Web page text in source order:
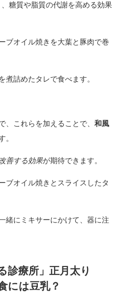
糖質や脂質の代謝を高める効果
ブオイル焼きを大葉と豚肉で巻
煮詰めたタレで食べます。
、これらを加えることで、 和風
。
善する効果が期待できます。
ブオイル焼きとスライスしたタ
緒にミキサーにかけて、器に注
診療所」正月太り
には豆乳？